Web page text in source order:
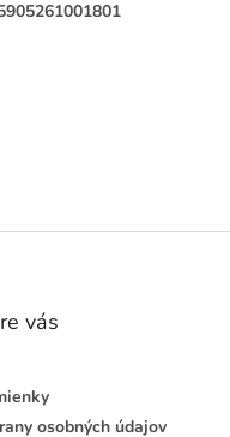
vás
osobných údajov